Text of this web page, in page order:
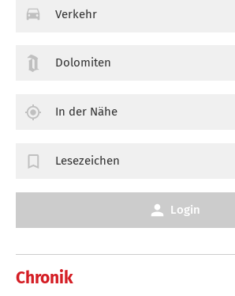
Chronik
Verkehr
Dolomiten
In der Nähe
Lesezeichen
Login